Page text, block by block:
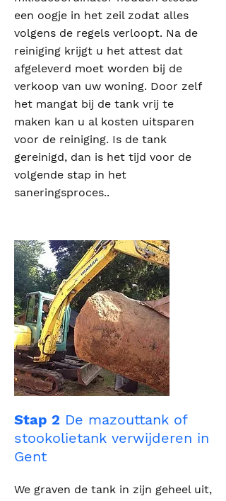
een oogje in het zeil zodat alles
volgens de regels verloopt. Na de
reiniging krijgt u het attest dat
afgeleverd moet worden bij de
verkoop van uw woning. Door zelf
het mangat bij de tank vrij te
maken kan u al kosten uitsparen
voor de reiniging. Is de tank
gereinigd, dan is het tijd voor de
volgende stap in het
saneringsproces..
Stap 2 De mazouttank of
stookolietank verwijderen in
Gent
We graven de tank in zijn geheel uit,